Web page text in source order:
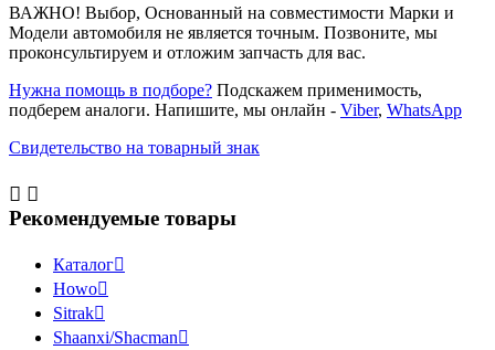
ВАЖНО! Выбор, Основанный на совместимости Марки и
Модели автомобиля не является точным. Позвоните, мы
проконсультируем и отложим запчасть для вас.
Нужна помощь в подборе? Подскажем применимость,
подберем аналоги. Напишите, мы онлайн - Viber, WhatsApp
Свидетельство на товарный знак
 
Рекомендуемые товары
Каталог
Howo
Sitrak
Shaanxi/Shacman